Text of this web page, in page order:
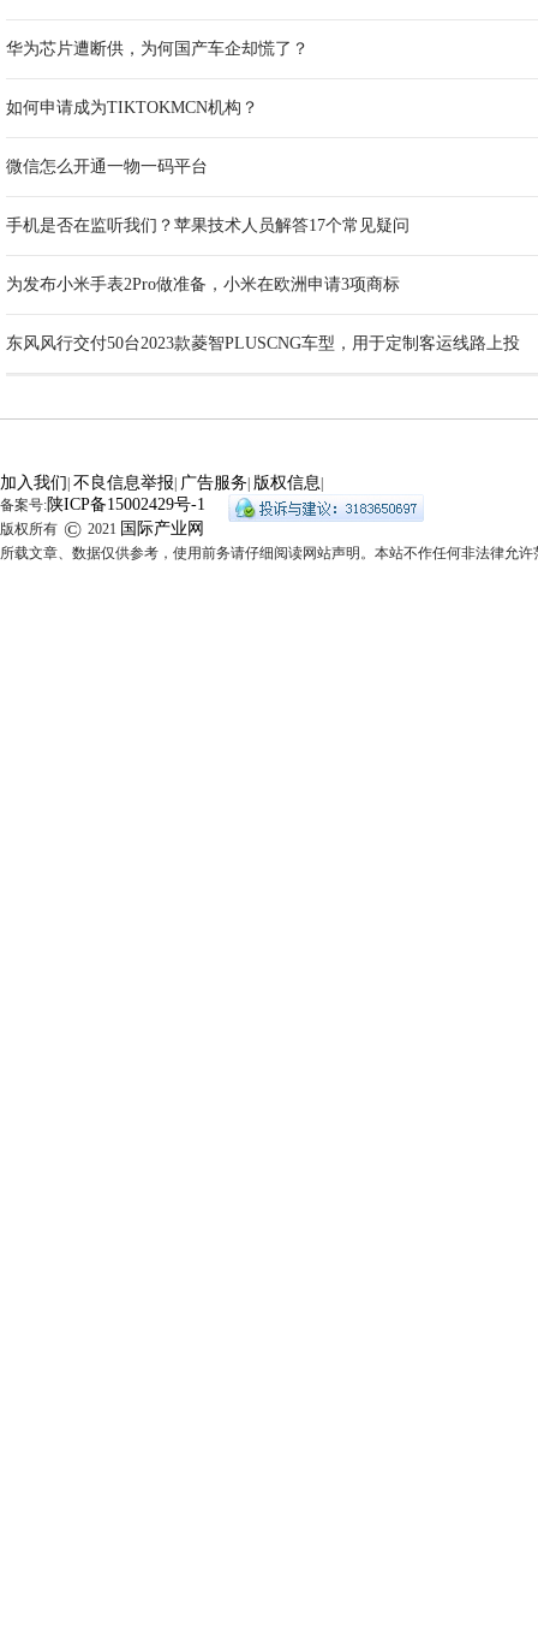
华为芯片遭断供，为何国产车企却慌了？
如何申请成为TIKTOKMCN机构？
微信怎么开通一物一码平台
手机是否在监听我们？苹果技术人员解答17个常见疑问
为发布小米手表2Pro做准备，小米在欧洲申请3项商标
东风风行交付50台2023款菱智PLUSCNG车型，用于定制客运线路上投
加入我们 不良信息举报 广告服务 版权信息
备案号:陕ICP备15002429号-1
版权所有 © 2021 国际产业网
所载文章、数据仅供参考，使用前务请仔细阅读网站声明。本站不作任何非法律允许